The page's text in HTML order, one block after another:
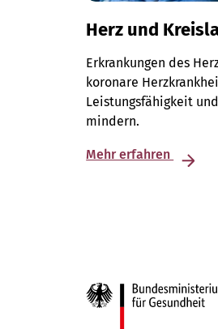
Herz und
Erkrankungen des
koronare
Leistungsfähigkeit
mindern.
Mehr erfahren